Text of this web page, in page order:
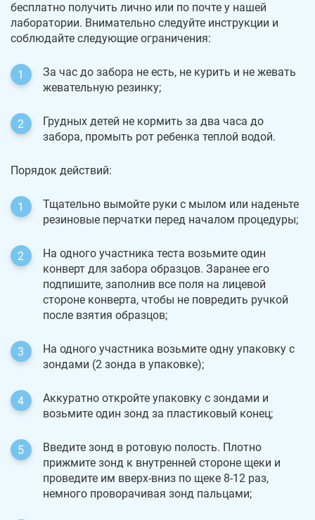
бесплатно получить лично или по почте у нашей
лаборатории. Внимательно следуйте инструкции и
соблюдайте следующие ограничения:
За час до забора не есть, не курить и не жевать
жевательную резинку;
Грудных детей не кормить за два часа до
забора, промыть рот ребенка теплой водой.
Порядок действий:
Тщательно вымойте руки с мылом или наденьте
резиновые перчатки перед началом процедуры;
На одного участника теста возьмите один
конверт для забора образцов. Заранее его
подпишите, заполнив все поля на лицевой
стороне конверта, чтобы не повредить ручкой
после взятия образцов;
На одного участника возьмите одну упаковку с
зондами (2 зонда в упаковке);
Аккуратно откройте упаковку с зондами и
возьмите один зонд за пластиковый конец;
Введите зонд в ротовую полость. Плотно
прижмите зонд к внутренней стороне щеки и
проведите им вверх-вниз по щеке 8-12 раз,
немного проворачивая зонд пальцами;